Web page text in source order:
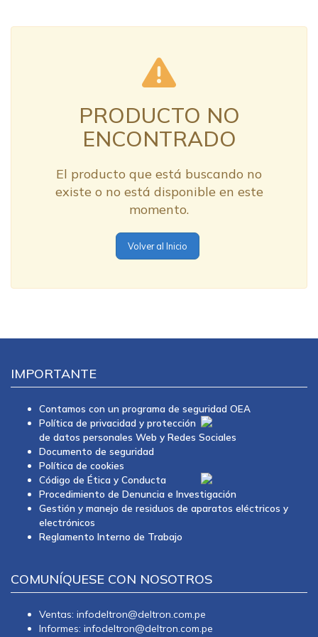
PRODUCTO NO
ENCONTRADO
El producto que está buscando no
existe o no está disponible en este
momento.
Volver al Inicio
IMPORTANTE
Contamos con un programa de seguridad OEA
Política de privacidad y protección
de datos personales Web y Redes Sociales
Documento de seguridad
Política de cookies
Código de Ética y Conducta
Procedimiento de Denuncia e Investigación
Gestión y manejo de residuos de aparatos eléctricos y
electrónicos
Reglamento Interno de Trabajo
COMUNÍQUESE CON NOSOTROS
Ventas: infodeltron@deltron.com.pe
Informes: infodeltron@deltron.com.pe